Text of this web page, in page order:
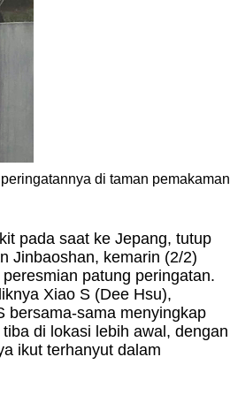
di taman pemakaman
pada saat ke Jepang, tutup
Jinbaoshan, kemarin (2/2)
patung peringatan.
Xiao S (Dee Hsu),
bersama-sama menyingkap
di lokasi lebih awal, dengan
ikut terhanyut dalam